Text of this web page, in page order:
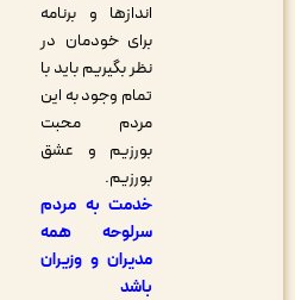
اندازها و برنامه
برای خودمان در
نظر بگیریم باید با
تمام وجود به این
مردم محبت
بورزیم و عشق
خدمت به مردم
سرلوحه همه
مدیران و وزیران